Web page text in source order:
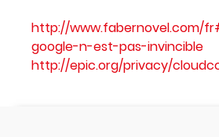
http://www.fabernovel.com/
google-n-est-pas-invincible
http://epic.org/privacy/